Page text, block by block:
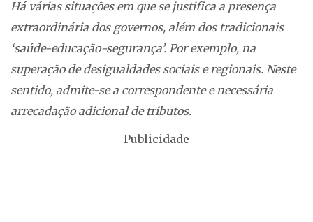
Há várias situações em que se justifica a presença
extraordinária dos governos, além dos tradicionais
‘saúde-educação-segurança’. Por exemplo, na
superação de desigualdades sociais e regionais. Neste
sentido, admite-se a correspondente e necessária
arrecadação adicional de tributos.
Publicidade